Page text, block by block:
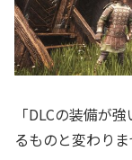
「DLCの装備が
るものと変わりま